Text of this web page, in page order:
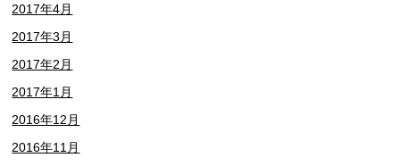
2017年4月
2017年3月
2017年2月
2017年1月
2016年12月
2016年11月